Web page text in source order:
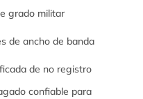
grado militar
de ancho de banda
de no registro
confiable para